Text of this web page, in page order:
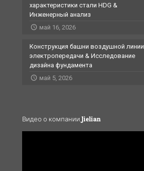
характеристики стали HDG &
Инженерный анализ
май 16, 2026
Конструкция башни воздушной линии
электропередачи & Исследование
дизайна фундамента
май 5, 2026
Видео о компании Jielian